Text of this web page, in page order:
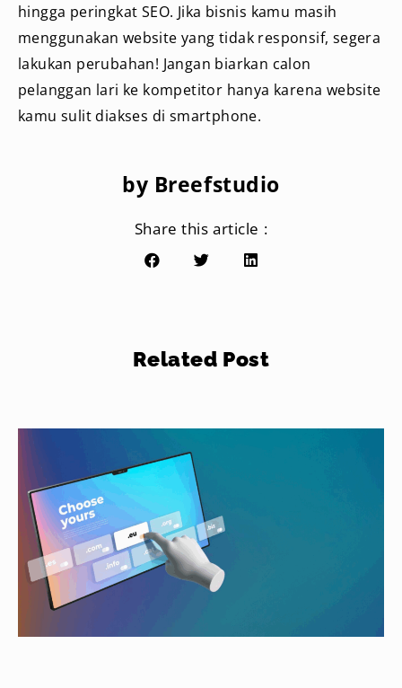
hingga peringkat SEO. Jika bisnis kamu masih
menggunakan website yang tidak responsif, segera
lakukan perubahan! Jangan biarkan calon
pelanggan lari ke kompetitor hanya karena website
kamu sulit diakses di smartphone.
by Breefstudio
Share this article :
Related Post